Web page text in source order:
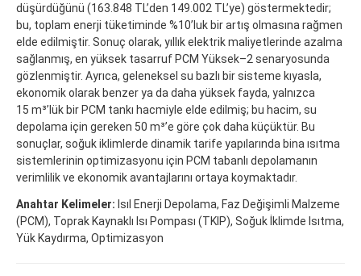
düşürdüğünü (163.848 TL’den 149.002 TL’ye) göstermektedir;
bu, toplam enerji tüketiminde %10’luk bir artış olmasına rağmen
elde edilmiştir. Sonuç olarak, yıllık elektrik maliyetlerinde azalma
sağlanmış, en yüksek tasarruf PCM Yüksek–2 senaryosunda
gözlenmiştir. Ayrıca, geleneksel su bazlı bir sisteme kıyasla,
ekonomik olarak benzer ya da daha yüksek fayda, yalnızca
15 m³’lük bir PCM tankı hacmiyle elde edilmiş; bu hacim, su
depolama için gereken 50 m³’e göre çok daha küçüktür. Bu
sonuçlar, soğuk iklimlerde dinamik tarife yapılarında bina ısıtma
sistemlerinin optimizasyonu için PCM tabanlı depolamanın
verimlilik ve ekonomik avantajlarını ortaya koymaktadır.
Anahtar Kelimeler: Isıl Enerji Depolama, Faz Değişimli Malzeme
(PCM), Toprak Kaynaklı Isı Pompası (TKIP), Soğuk İklimde Isıtma,
Yük Kaydırma, Optimizasyon